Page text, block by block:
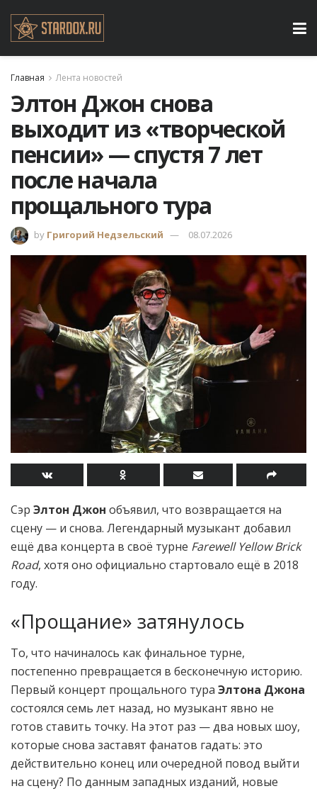
Главная Лента новостей
Элтон Джон снова
выходит из «творческой
пенсии» — спустя 7 лет
после начала
прощального тура
by Григорий Недзельский 08.07.2026
Сэр Элтон Джон объявил, что возвращается на
сцену — и снова. Легендарный музыкант добавил
ещё два концерта в своё турне Farewell Yellow Brick
Road, хотя оно официально стартовало ещё в 2018
году.
«Прощание» затянулось
То, что начиналось как финальное турне,
постепенно превращается в бесконечную историю.
Первый концерт прощального тура Элтона Джона
состоялся семь лет назад, но музыкант явно не
готов ставить точку. На этот раз — два новых шоу,
которые снова заставят фанатов гадать: это
действительно конец или очередной повод выйти
на сцену? По данным западных изданий, новые